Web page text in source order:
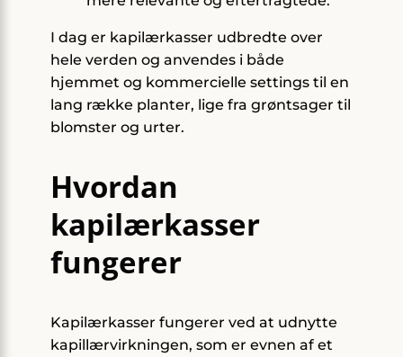
I dag er kapilærkasser udbredte over
hele verden og anvendes i både
hjemmet og kommercielle settings til en
lang række planter, lige fra grøntsager til
blomster og urter.
Hvordan
kapilærkasser
fungerer
Kapilærkasser fungerer ved at udnytte
kapillærvirkningen, som er evnen af et